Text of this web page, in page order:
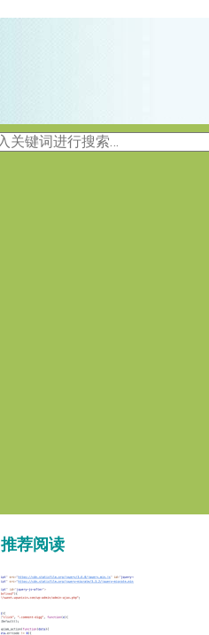
推荐阅读